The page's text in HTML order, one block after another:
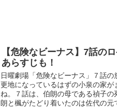
【危険なビーナス】7話の
あらすじも！
日曜劇場「危険なビーナス」７話の
更地になっているはずの小泉の家
ね。７話は、伯朗の母である禎子
朗と楓がたどり着いたのは佐代の元